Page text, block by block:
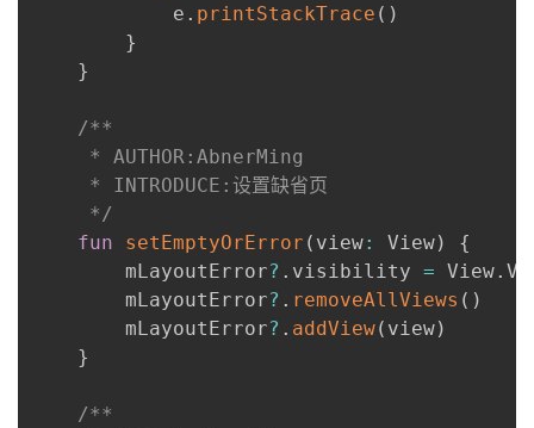
            e
. printStackTrace ( )
}
}
/**
     * AUTHOR:AbnerMing
     * INTRODUCE:设置缺省页
     */
fun
setEmptyOrError ( view: View)
{
        mLayoutError
? . visibility = View.
        mLayoutError
? . removeAllViews ( )
        mLayoutError
? . addView( view)
}
/**